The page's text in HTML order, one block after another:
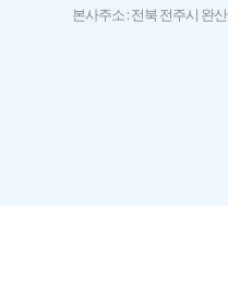
본사주소 : 전북 전주시 완